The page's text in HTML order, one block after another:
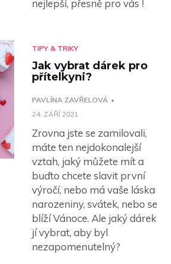
nejlepší, přesně pro vás !
TIPY & TRIKY
Jak vybrat dárek pro
přítelkyni?
PAVLÍNA ZAVŘELOVÁ
24. ZÁŘÍ 2021
Zrovna jste se zamilovali,
máte ten nejdokonalejší
vztah, jaký můžete mít a
buďto chcete slavit první
výročí, nebo má vaše láska
narozeniny, svátek, nebo se
blíží Vánoce. Ale jaký dárek
jí vybrat, aby byl
nezapomenutelný?